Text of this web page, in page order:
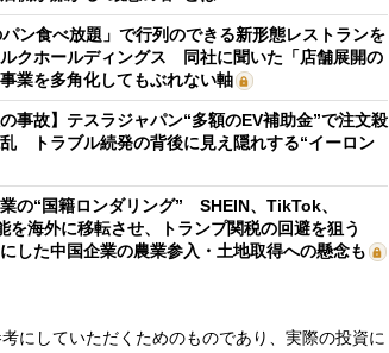
パン食べ放題」で行列のできる新形態レストランを
クホールディングス 同社に聞いた「店舗展開の
業を多角化してもぶれない軸
の事故】テスラジャパン“多額のEV補助金”で注文殺
トラブル続発の背後に見え隠れする“イーロン
の“国籍ロンダリング” SHEIN、TikTok、
を海外に移転させ、トランプ関税の回避を狙う
した中国企業の農業参入・土地取得への懸念も
にしていただくためのものであり、実際の投資に